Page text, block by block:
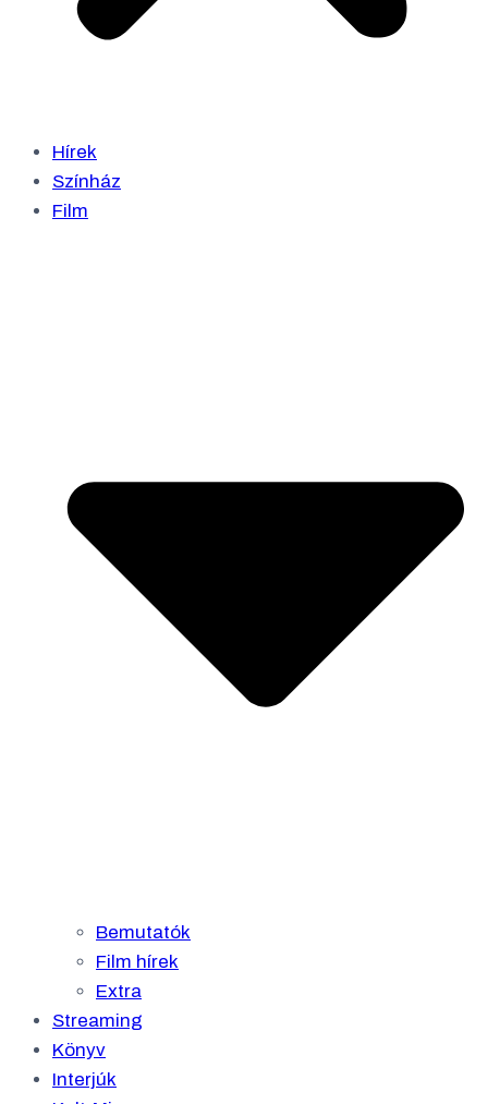
Hírek
Színház
Film
Bemutatók
Film hírek
Extra
Streaming
Könyv
Interjúk